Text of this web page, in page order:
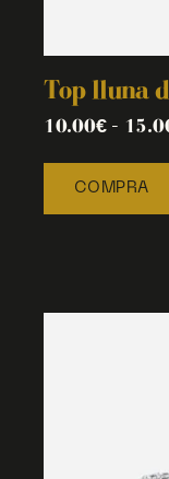
Top lluna
10.00€–
COMPRA